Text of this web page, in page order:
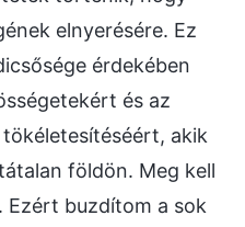
elnyerésére. Ez
érdekében
és az
akik
földön. Meg kell
buzdítom a sok